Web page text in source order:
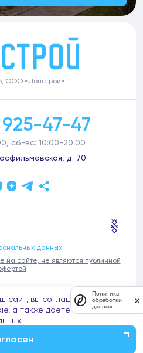
ООО «Донстрой»
925-47-47
сб-вс: 10:00-20:00
д. 70
данных
на сайте, не являются публичной
предложений частных услуг от
ремонтов, продажи
обращаем внимание на то, что
таких услуг, не имеет
и не обращается к частным
сайт, вы соглашаетесь на
а также даете согласие на
.
Политика
обработки
данных